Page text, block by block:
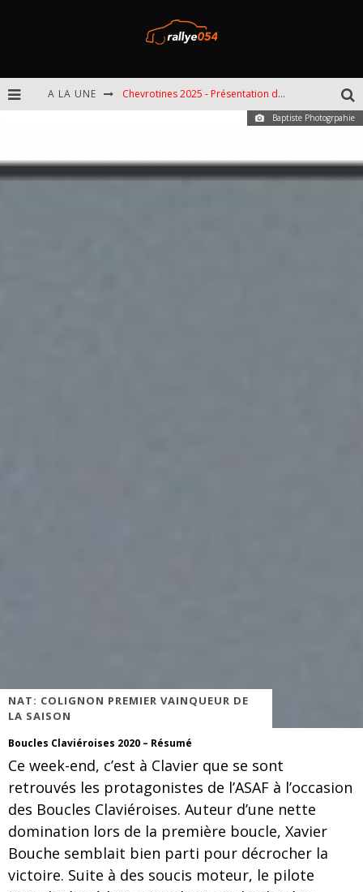
A LA UNE Chevrotines 2025 - Présentation de l'épreuve
EBR 2025 - Présentation de l'épreuve
Omloop 2025 - Présentation de l'épreuve
Baptiste Photogrpahie
NAT: COLIGNON PREMIER VAINQUEUR DE
LA SAISON
Boucles Claviéroises 2020 – Résumé
Ce week-end, c’est à Clavier que se sont
retrouvés les protagonistes de l’ASAF à l’occasion
des Boucles Claviéroises. Auteur d’une nette
domination lors de la première boucle, Xavier
Bouche semblait bien parti pour décrocher la
victoire. Suite à des soucis moteur, le pilote